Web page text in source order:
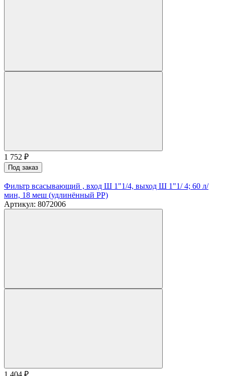
1 752 ₽
Под заказ
Фильтр всасывающий , вход Ш 1"1/4, выход Ш 1"1/ 4; 60 л/
мин, 18 меш (удлинённый PP)
Артикул: 8072006